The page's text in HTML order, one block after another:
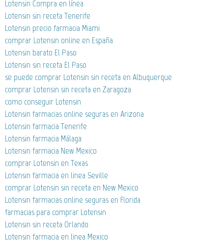
Lotensin Compra en línea
Lotensin sin receta Tenerife
Lotensin precio farmacia Miami
comprar Lotensin online en España
Lotensin barato El Paso
Lotensin sin receta El Paso
se puede comprar Lotensin sin receta en Albuquerque
comprar Lotensin sin receta en Zaragoza
como conseguir Lotensin
Lotensin farmacias online seguras en Arizona
Lotensin farmacia Tenerife
Lotensin farmacia Málaga
Lotensin farmacia New Mexico
comprar Lotensin en Texas
Lotensin farmacia en linea Seville
comprar Lotensin sin receta en New Mexico
Lotensin farmacias online seguras en Florida
farmacias para comprar Lotensin
Lotensin sin receta Orlando
Lotensin farmacia en linea Mexico